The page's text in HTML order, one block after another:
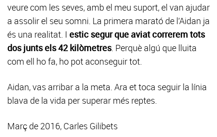
veure com les seves, amb el meu suport, el van ajudar
a assolir el seu somni. La primera marató de l’Aidan ja
és una realitat. I estic segur que aviat correrem tots
dos junts els 42 kilòmetres. Perquè algú que lluita
com ell ho fa, ho pot aconseguir tot.
Aidan, vas arribar a la meta. Ara et toca seguir la línia
blava de la vida per superar més reptes.
Març de 2016, Carles Gilibets